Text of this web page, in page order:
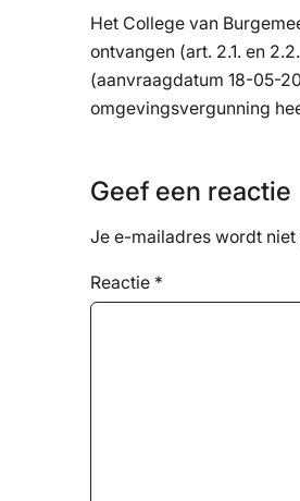
Het College van
ontvangen (art. 2.1. en
(aanvraagdatum 18-05-
omgevingsvergunning
Geef een reactie
Je e-mailadres wordt
Reactie *